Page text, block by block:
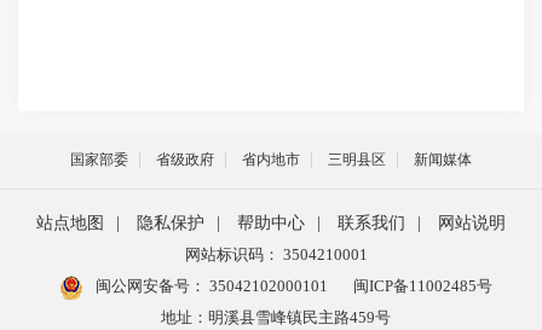
国家部委 省级政府 省内地市 三明县区 新闻媒体
站点地图 隐私保护 帮助中心 联系我们
网站说明
网站标识码： 3504210001
闽公网安备号： 35042102000101
闽ICP备11002485号
地址：明溪县雪峰镇民主路459号